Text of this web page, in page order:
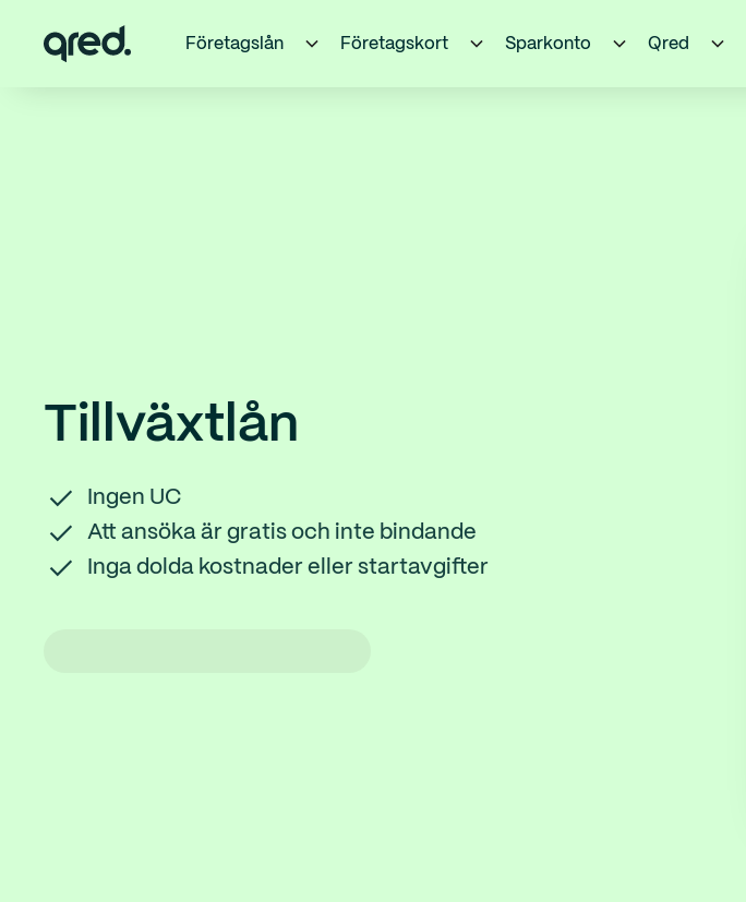
Företagslån Företagskort Sparkonto Qred
Tillväxtlån
Ingen UC
Att ansöka är gratis och inte bindande
Inga dolda kostnader eller startavgifter